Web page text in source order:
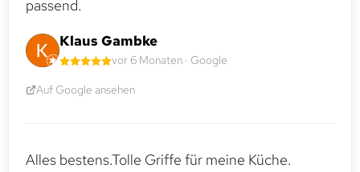
passend.
Klaus Gambke
vor 6 Monaten · Google
Auf Google ansehen
Alles bestens.Tolle Griffe für meine Küche.